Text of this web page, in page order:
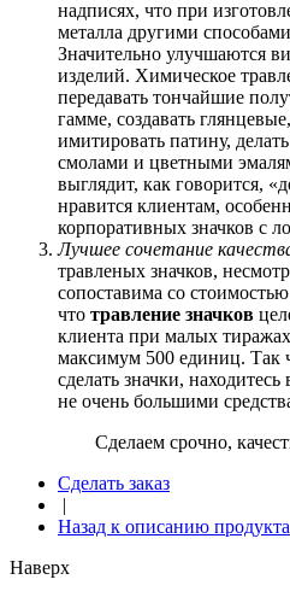
надписях, что при
металла другими
Значительно улучшаются
изделий. Химическое
передавать тончайшие
гамме, создавать
имитировать патину,
смолами и цветными
выглядит, как говорится,
нравится клиентам,
корпоративных значков с
Лучшее сочетание
травленых значков,
сопоставима со
что травление значков
клиента при малых
максимум 500 единиц. Так
сделать значки,
не очень большими
Сделаем срочно,
Сделать заказ
|
Назад к описанию продукта
Наверх